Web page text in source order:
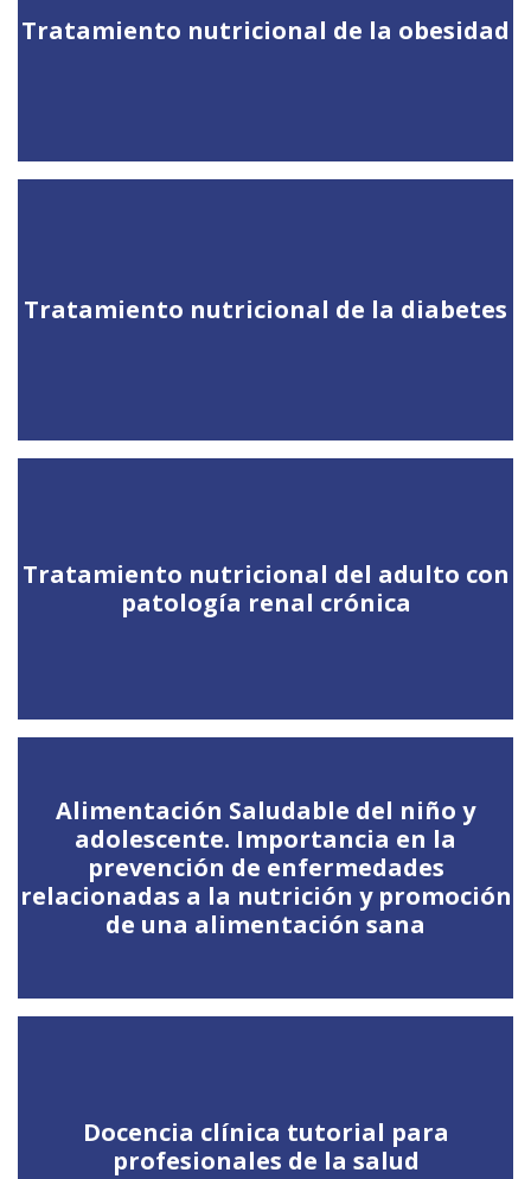
Tratamiento nutricional de la obesidad
Tratamiento nutricional de la diabetes
Tratamiento nutricional del adulto con
patología renal crónica
Alimentación Saludable del niño y
adolescente. Importancia en la
prevención de enfermedades
relacionadas a la nutrición y promoción
de una alimentación sana
Docencia clínica tutorial para
profesionales de la salud